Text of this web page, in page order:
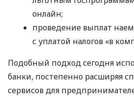
онлайн;
проведение выплат
с уплатой налогов «в
Подобный подход сегодня
банки, постепенно расширяя
сервисов для